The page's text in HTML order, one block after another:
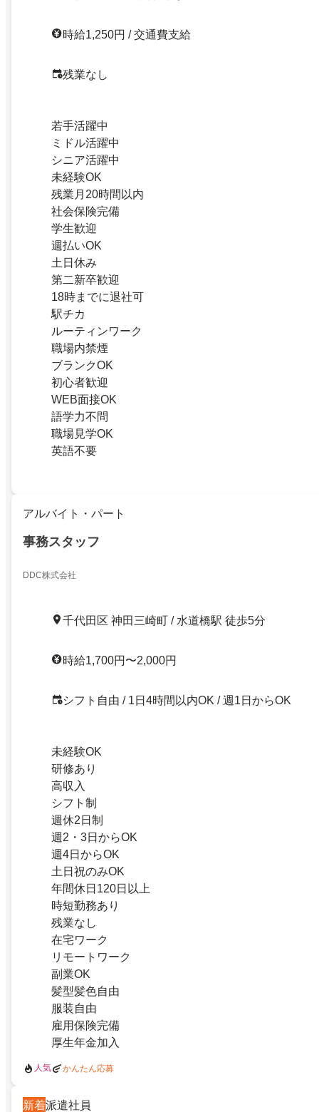
時給1,250円 / 交通費支給
残業なし
若手活躍中
ミドル活躍中
シニア活躍中
未経験OK
残業月20時間以内
社会保険完備
学生歓迎
週払いOK
土日休み
第二新卒歓迎
18時までに退社可
駅チカ
ルーティンワーク
職場内禁煙
ブランクOK
初心者歓迎
WEB面接OK
語学力不問
職場見学OK
英語不要
アルバイト・パート
事務スタッフ
DDC株式会社
千代田区 神田三崎町 / 水道橋駅 徒歩5分
時給1,700円〜2,000円
シフト自由 / 1日4時間以内OK / 週1日からOK
未経験OK
研修あり
高収入
シフト制
週休2日制
週2・3日からOK
週4日からOK
土日祝のみOK
年間休日120日以上
時短勤務あり
残業なし
在宅ワーク
リモートワーク
副業OK
髪型髪色自由
服装自由
雇用保険完備
厚生年金加入
人気 かんたん応募
新着派遣社員